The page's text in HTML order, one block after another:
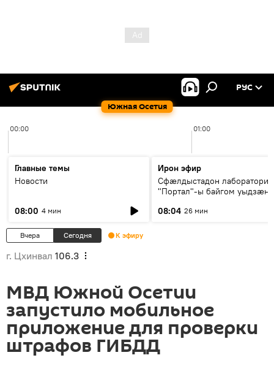
Южная Осетия
РУС
00:00 01:00
Главные темы
Новости
08:00 4 мин
Ирон эфир
Сфæлдыстадон лаборатори
"Портал"-ы байгом уыдзæн
Æхсары куыстыты равдыст
08:04 26 мин
Вчера Сегодня К эфиру
г. Цхинвал 106.3
МВД Южной Осетии
запустило мобильное
приложение для проверки
штрафов ГИБДД